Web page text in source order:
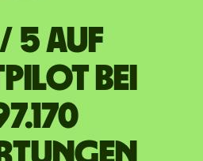
5 auf
bei